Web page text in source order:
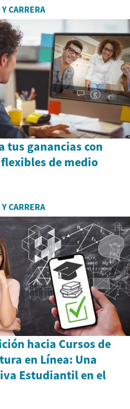
CARRERA
tus ganancias con
de medio
CARRERA
hacia Cursos de
en Línea: Una
Estudiantil en el